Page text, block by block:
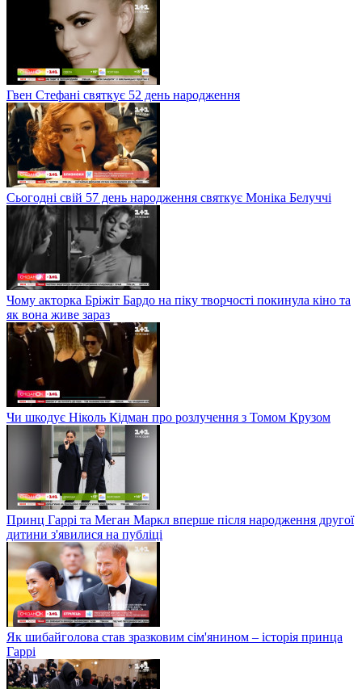
Гвен Стефані святкує 52 день народження
Сьогодні свій 57 день народження святкує Моніка Белуччі
Чому акторка Бріжіт Бардо на піку творчості покинула кіно та
як вона живе зараз
Чи шкодує Ніколь Кідман про розлучення з Томом Крузом
Принц Гаррі та Меган Маркл вперше після народження другої
дитини з'явилися на публіці
Як шибайголова став зразковим сім'янином – історія принца
Гаррі